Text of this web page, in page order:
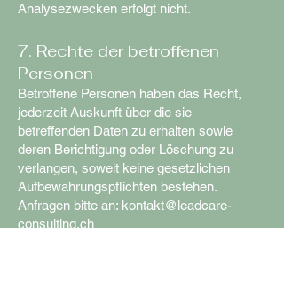
Analysezwecken erfolgt nicht.
7. Rechte der betroffenen
Personen
Betroffene Personen haben das Recht,
jederzeit Auskunft über die sie
betreffenden Daten zu erhalten sowie
deren Berichtigung oder Löschung zu
verlangen, soweit keine gesetzlichen
Aufbewahrungspflichten bestehen.
Anfragen bitte an: kontakt@leadcare-
consulting.ch